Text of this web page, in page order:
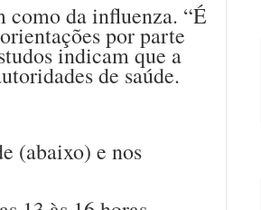
como da influenza. “É
por parte
indicam que a
de saúde.
(abaixo) e nos